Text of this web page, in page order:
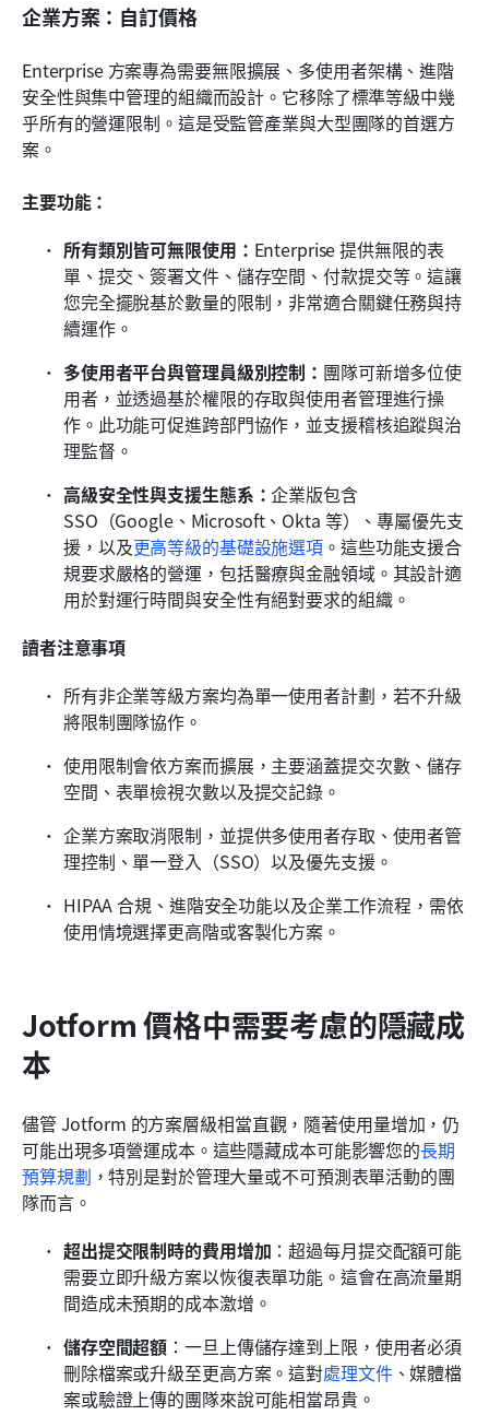
企業方案：自訂價格
Enterprise 方案專為需要無限擴展、多使用者架構、進階
安全性與集中管理的組織而設計。它移除了標準等級中幾
乎所有的營運限制。這是受監管產業與大型團隊的首選方
案。
主要功能：
所有類別皆可無限使用： Enterprise 提供無限的表
單、提交、簽署文件、儲存空間、付款提交等。這讓
您完全擺脫基於數量的限制，非常適合關鍵任務與持
續運作。
多使用者平台與管理員級別控制： 團隊可新增多位使
用者，並透過基於權限的存取與使用者管理進行操
作。此功能可促進跨部門協作，並支援稽核追蹤與治
理監督。
高級安全性與支援生態系：企業版包含
SSO（Google、Microsoft、Okta 等）、專屬優先支
援，以及更高等級的基礎設施選項 。這些功能支援合
規要求嚴格的營運，包括醫療與金融領域。其設計適
用於對運行時間與安全性有絕對要求的組織。
讀者注意事項
所有非企業等級方案均為單一使用者計劃，若不升級
將限制團隊協作。
使用限制會依方案而擴展，主要涵蓋提交次數、儲存
空間、表單檢視次數以及提交記錄。
企業方案取消限制，並提供多使用者存取、使用者管
理控制、單一登入（SSO）以及優先支援。
HIPAA 合規、進階安全功能以及企業工作流程，需依
使用情境選擇更高階或客製化方案。
Jotform 價格中需要考慮的隱藏成
本
儘管 Jotform 的方案層級相當直觀，隨著使用量增加，仍
可能出現多項營運成本。這些隱藏成本可能影響您的長期
預算規劃 ，特別是對於管理大量或不可預測表單活動的團
隊而言。
超出提交限制時的費用增加 ：超過每月提交配額可能
需要立即升級方案以恢復表單功能。這會在高流量期
間造成未預期的成本激增。
儲存空間超額 ：一旦上傳儲存達到上限，使用者必須
刪除檔案或升級至更高方案。這對處理文件、媒體檔
案或驗證上傳的團隊來說可能相當昂貴。